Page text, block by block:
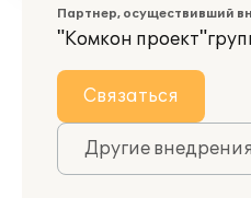
Партнер, осуществивший
"Комкон
Связаться
Другие